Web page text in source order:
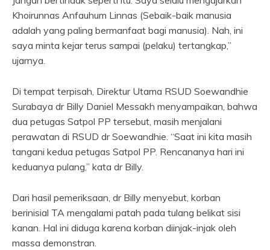
Khoirunnas Anfauhum Linnas (Sebaik-baik manusia
adalah yang paling bermanfaat bagi manusia). Nah, ini
saya minta kejar terus sampai (pelaku) tertangkap,”
ujarnya.
Di tempat terpisah, Direktur Utama RSUD Soewandhie
Surabaya dr Billy Daniel Messakh menyampaikan, bahwa
dua petugas Satpol PP tersebut, masih menjalani
perawatan di RSUD dr Soewandhie. “Saat ini kita masih
tangani kedua petugas Satpol PP. Rencananya hari ini
keduanya pulang,” kata dr Billy.
Dari hasil pemeriksaan, dr Billy menyebut, korban
berinisial TA mengalami patah pada tulang belikat sisi
kanan. Hal ini diduga karena korban diinjak-injak oleh
massa demonstran.